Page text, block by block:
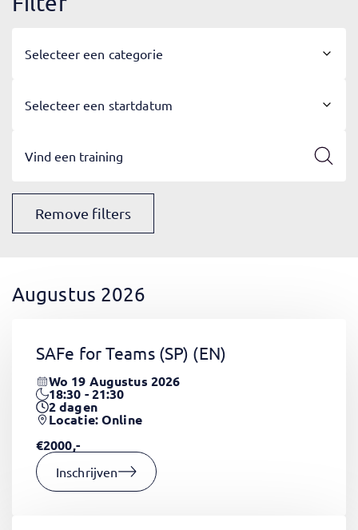
Selecteer een categorie
Selecteer een startdatum
Remove filters
Augustus 2026
SAFe for Teams (SP) (EN)
Wo 19 Augustus 2026
18:30 - 21:30
2dagen
Locatie: Online
€2000,-
Inschrijven